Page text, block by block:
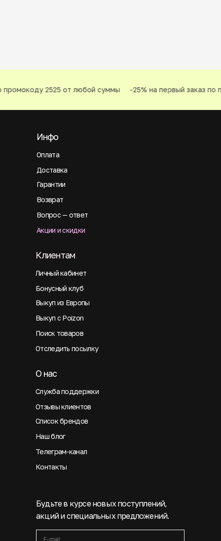
2525 от любой суммы -25% на первый заказ по
Оплата
Инфо
Будьте в курсе новых поступлений,
акций и специальных предложений.
Доставка
Гарантии
Возврат
Вопрос — ответ
Акции и скидки
Личный кабинет
Клиентам
Бонусный клуб
Выкуп из Европы
Выкуп с Poizon
Поиск товаров
Отследить посылку
Служба поддержки
О нас
Отзывы клиентов
Список брендов
Наш блог
Телеграм-канал
Контакты